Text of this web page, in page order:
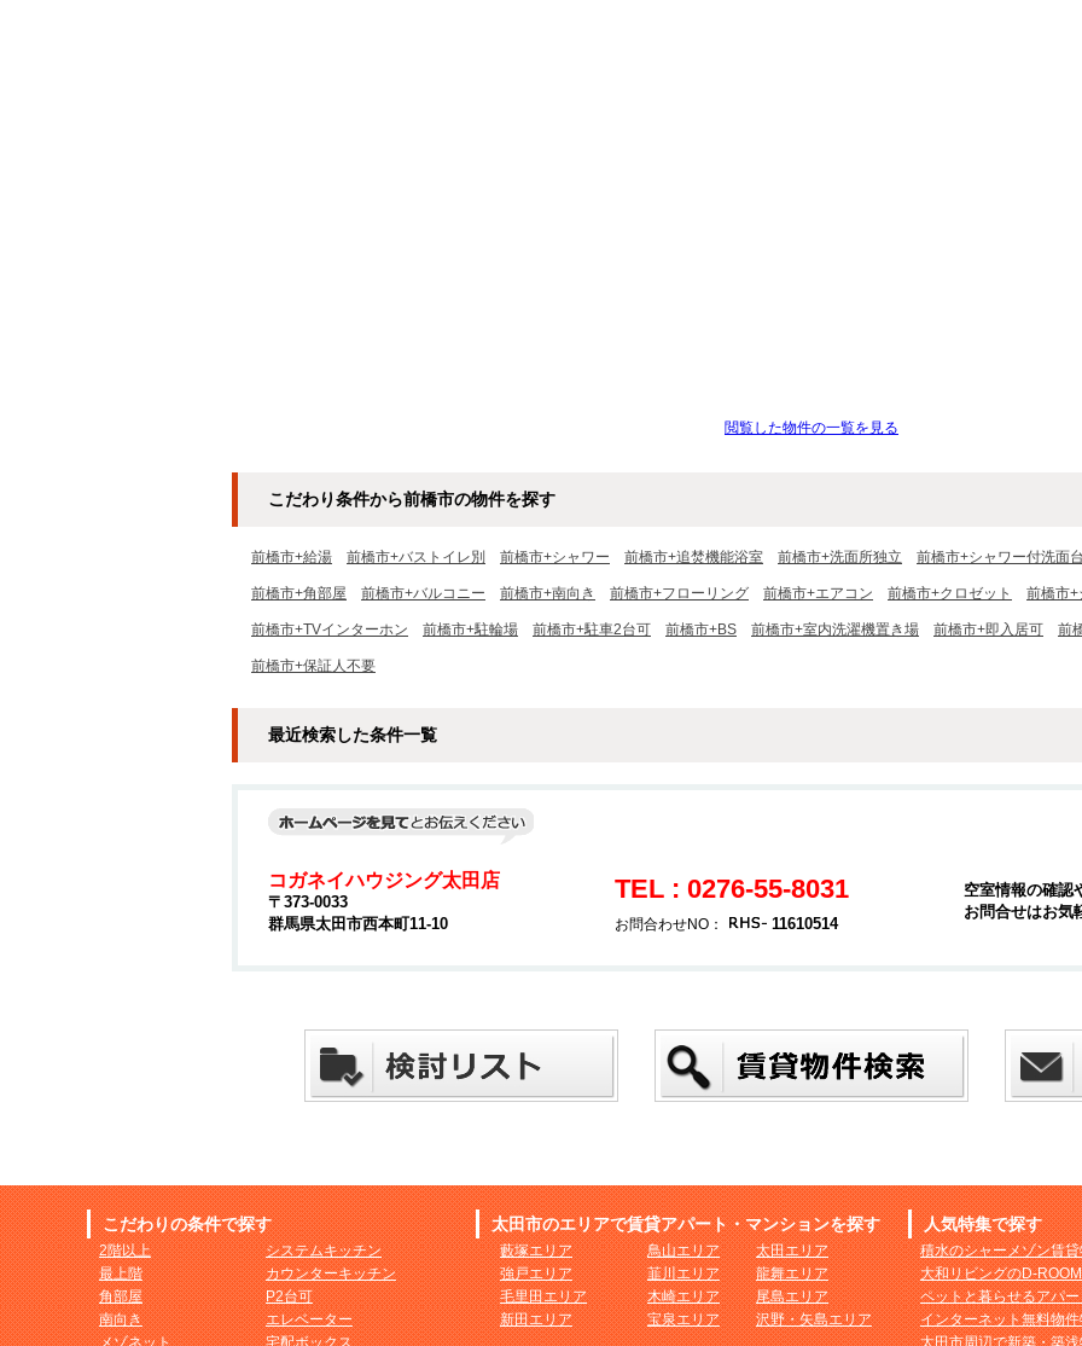
閲覧した物件の一覧を見る
こだわり条件から前橋市の物件を探す
前橋市+給湯 前橋市+バストイレ別 前橋市+シャワー 前橋市+追焚機能浴室 前橋市+洗面所独立 前橋市+シャワー付洗面
前橋市+角部屋 前橋市+バルコニー 前橋市+南向き 前橋市+フローリング 前橋市+エアコン 前橋市+クロゼット 前橋市+
前橋市+TVインターホン 前橋市+駐輪場 前橋市+駐車2台可 前橋市+BS 前橋市+室内洗濯機置き場 前橋市+即入居可 前
前橋市+保証人不要
最近検索した条件一覧
コガネイハウジング太田店
〒373-0033
群馬県太田市西本町11-10
TEL : 0276-55-8031
お問合わせNO： 11610514
空室情報の確認
お問合せはお気
こだわりの条件で探す
2階以上
最上階
角部屋
南向き
メゾネット
システムキッチン
カウンターキッチン
P2台可
エレベーター
宅配ボックス
太田市のエリアで賃貸アパート・マンションを探す
藪塚エリア
強戸エリア
毛里田エリア
新田エリア
鳥山エリア
韮川エリア
木崎エリア
宝泉エリア
太田エリア
龍舞エリア
尾島エリア
沢野・矢島エリア
人気特集で探す
積水のシャーメゾン賃
大和リビングのD-
ペットと暮らせるアパ
インターネット無料物
太田市周辺で新築・築